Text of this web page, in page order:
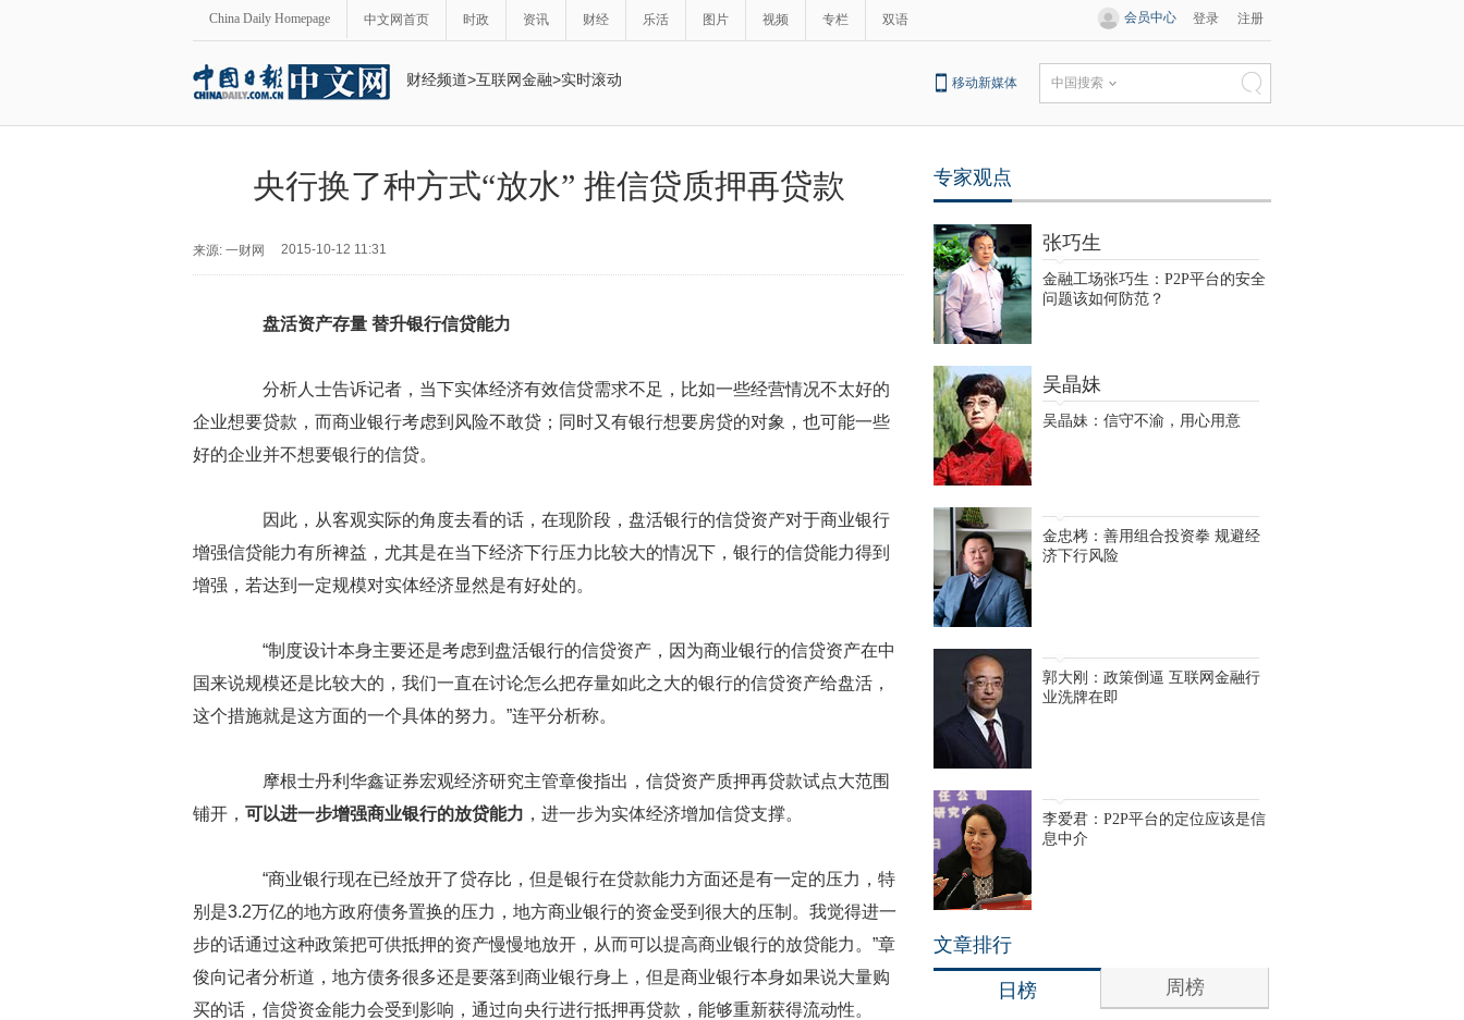
China Daily Homepage 中文网首页 时政 资讯 财经 乐活 图片 视频 专栏 双语 会员中心 登录 注册
财经频道>互联网金融>实时滚动 移动新媒体 中国搜索
央行换了种方式“放水” 推信贷质押再贷款
来源: 一财网 2015-10-12 11:31
盘活资产存量 替升银行信贷能力
分析人士告诉记者，当下实体经济有效信贷需求不足，比如一些经营情况不太好的
企业想要贷款，而商业银行考虑到风险不敢贷；同时又有银行想要房贷的对象，也可能一些
好的企业并不想要银行的信贷。
因此，从客观实际的角度去看的话，在现阶段，盘活银行的信贷资产对于商业银行
增强信贷能力有所裨益，尤其是在当下经济下行压力比较大的情况下，银行的信贷能力得到
增强，若达到一定规模对实体经济显然是有好处的。
“制度设计本身主要还是考虑到盘活银行的信贷资产，因为商业银行的信贷资产在中
国来说规模还是比较大的，我们一直在讨论怎么把存量如此之大的银行的信贷资产给盘活，
这个措施就是这方面的一个具体的努力。”连平分析称。
摩根士丹利华鑫证券宏观经济研究主管章俊指出，信贷资产质押再贷款试点大范围
铺开， 可以进一步增强商业银行的放贷能力 ，进一步为实体经济增加信贷支撑。
“商业银行现在已经放开了贷存比，但是银行在贷款能力方面还是有一定的压力，特
别是3.2万亿的地方政府债务置换的压力，地方商业银行的资金受到很大的压制。我觉得进一
步的话通过这种政策把可供抵押的资产慢慢地放开，从而可以提高商业银行的放贷能力。”章
俊向记者分析道，地方债务很多还是要落到商业银行身上，但是商业银行本身如果说大量购
买的话，信贷资金能力会受到影响，通过向央行进行抵押再贷款，能够重新获得流动性。
专家观点
张巧生
金融工场张巧生：P2P平台的安全
问题该如何防范？
吴晶妹
吴晶妹：信守不渝，用心用意
金忠栲：善用组合投资拳 规避经
济下行风险
郭大刚：政策倒逼 互联网金融行
业洗牌在即
李爱君：P2P平台的定位应该是信
息中介
文章排行
日榜 周榜